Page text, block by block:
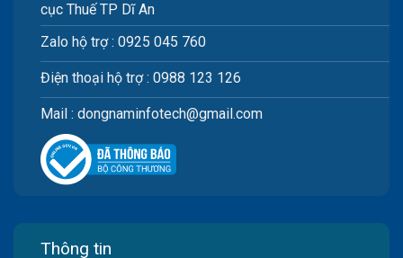
cục Thuế TP Dĩ An
Zalo hộ trợ : 0925 045 760
Điện thoại hộ trợ : 0988 123 126
Mail : dongnaminfotech@gmail.com
Thông tin